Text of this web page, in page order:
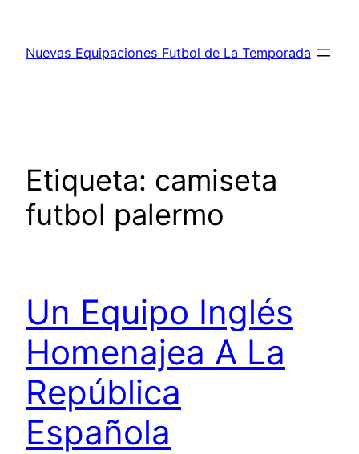
contenido
Nuevas Equipaciones Futbol de La Temporada
Etiqueta: camiseta
futbol palermo
Un Equipo Inglés
Homenajea A La
República
Española